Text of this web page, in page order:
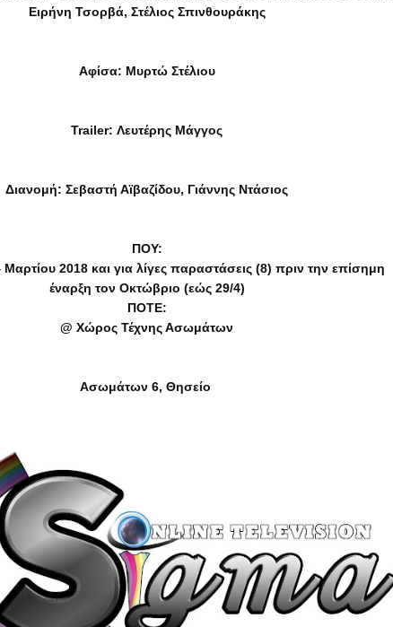
Ειρήνη Τσορβά, Στέλιος Σπινθουράκης
Αφίσα: Μυρτώ Στέλιου
Trailer: Λευτέρης Μάγγος
Διανομή: Σεβαστή Αϊβαζίδου, Γιάννης Ντάσιος
ΠΟΥ:
2018 και για λίγες παραστάσεις (8) πριν την επίσημη
έναρξη τον Οκτώβριο (εώς 29/4)
ΠΟΤΕ:
@ Χώρος Τέχνης Ασωμάτων
Ασωμάτων 6, Θησείο